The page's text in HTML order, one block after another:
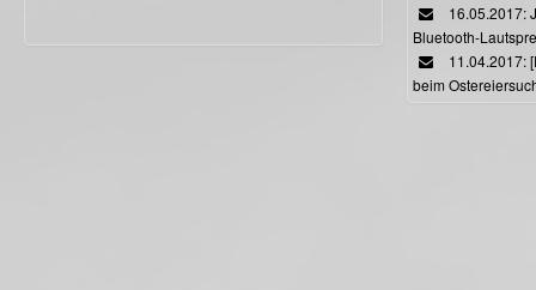
16.05.2017:
Bluetooth-
11.04.2017:
beim